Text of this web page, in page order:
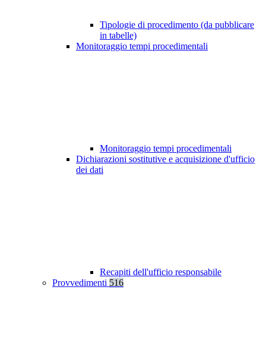
Tipologie di procedimento (da pubblicare
in tabelle)
Monitoraggio tempi procedimentali
Monitoraggio tempi procedimentali
Dichiarazioni sostitutive e acquisizione d'ufficio
dei dati
Recapiti dell'ufficio responsabile
Provvedimenti 516